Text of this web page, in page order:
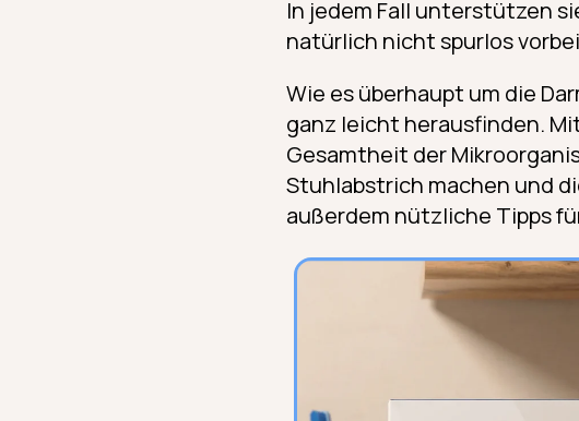
In jedem Fall unterstützen
natürlich nicht spurlos
Wie es überhaupt um die
ganz leicht herausfinden.
Gesamtheit der
Stuhlabstrich machen und
außerdem nützliche Tipps